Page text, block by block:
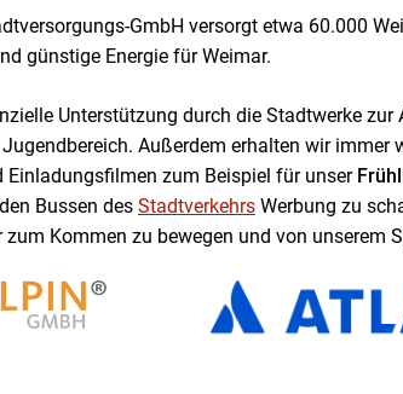
GmbH versorgt etwa 60.000
günstige Energie für Weimar.
Unterstützung durch die Stadtwerke zur
Außerdem erhalten wir immer
Einladungsfilmen zum Beispiel für unser
Bussen des StadtverkehrsWerbung zu
zum Kommen zu bewegen und von unserem